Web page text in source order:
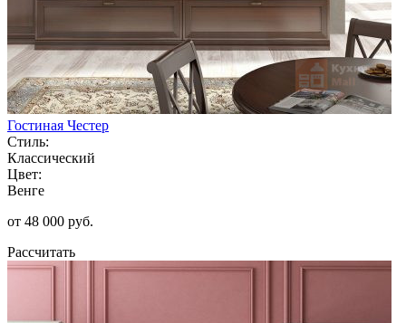
Гостиная Честер
Стиль:
Классический
Цвет:
Венге
от 48 000 руб.
Рассчитать